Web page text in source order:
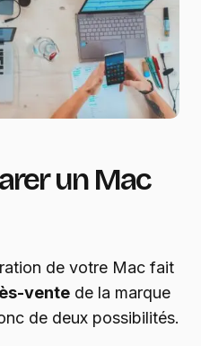
un Mac
de votre Mac fait
vente de la marque
de deux possibilités.